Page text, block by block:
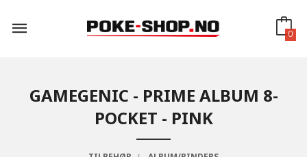
innholdet
0
GAMEGENIC - PRIME ALBUM 8-
POCKET - PINK